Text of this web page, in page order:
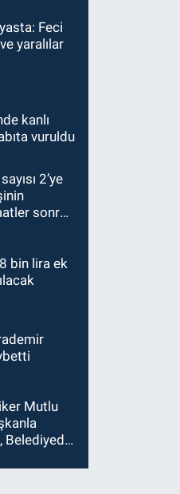
ve
Feci
yaralılar
kanlı
vuruldu
2’ye
sonra
bin lira ek
Mutlu
Belediyede